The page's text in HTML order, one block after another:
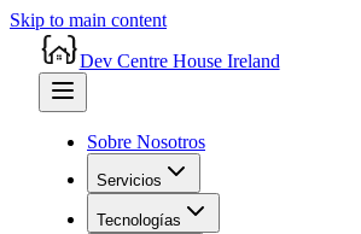
Skip to main content
Dev Centre House Ireland
Sobre Nosotros
Servicios
Tecnologías